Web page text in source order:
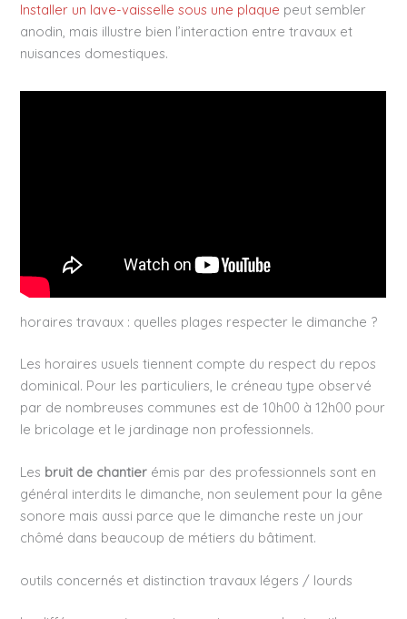
Installer un lave-vaisselle sous une plaque peut sembler
anodin, mais illustre bien l’interaction entre travaux et
nuisances domestiques.
horaires travaux : quelles plages respecter le dimanche ?
Les horaires usuels tiennent compte du respect du repos
dominical. Pour les particuliers, le créneau type observé
par de nombreuses communes est de 10h00 à 12h00 pour
le bricolage et le jardinage non professionnels.
Les bruit de chantier émis par des professionnels sont en
général interdits le dimanche, non seulement pour la gêne
sonore mais aussi parce que le dimanche reste un jour
chômé dans beaucoup de métiers du bâtiment.
outils concernés et distinction travaux légers / lourds